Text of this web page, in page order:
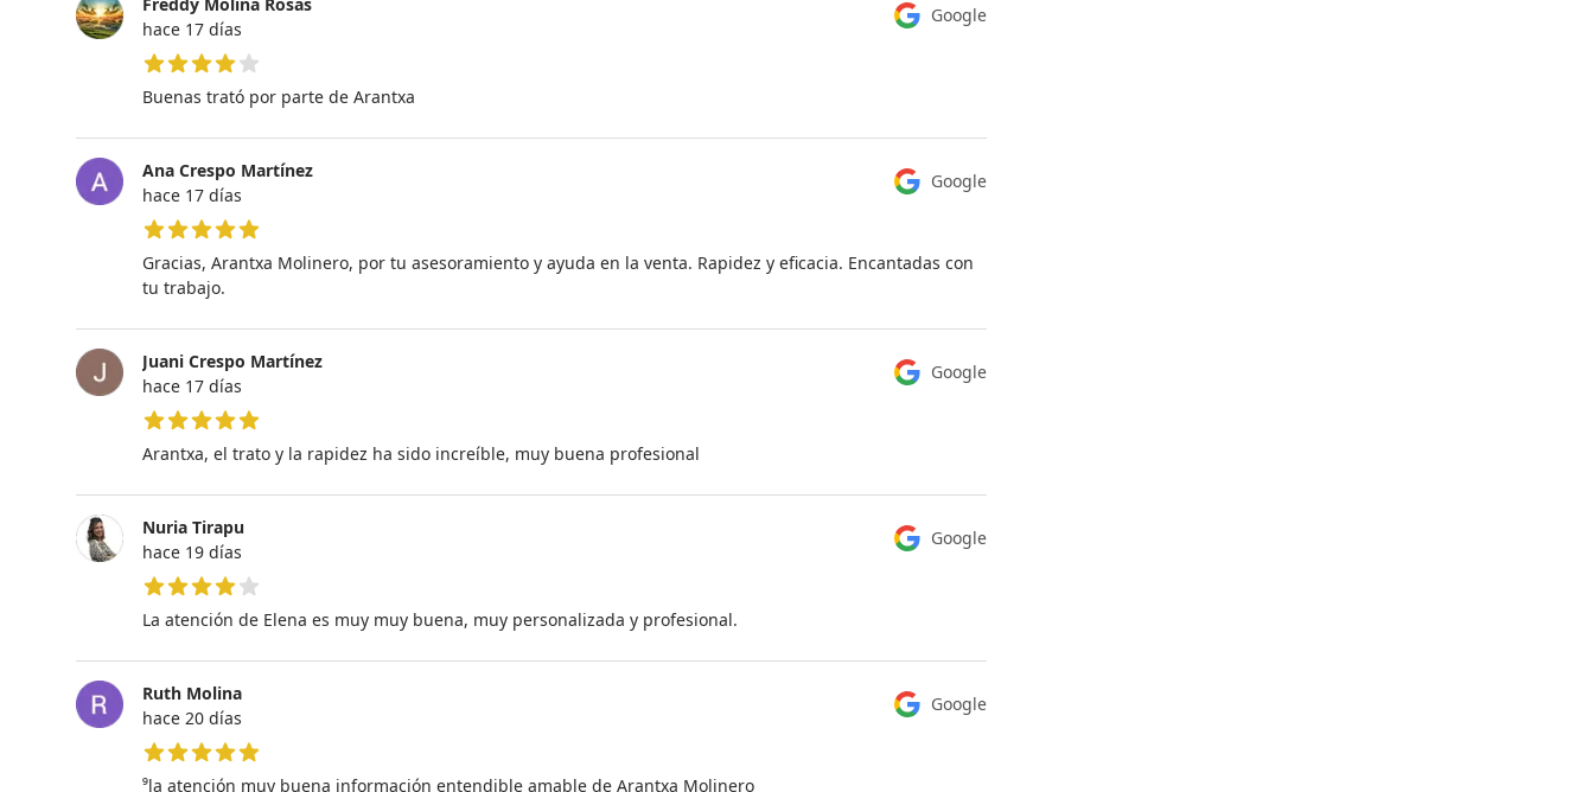
Google
hace 17 días
4 de 5 estrellas
Buenas trató por parte de Arantxa
Google
Ana Crespo Martínez
hace 17 días
5 de 5 estrellas
Gracias, Arantxa Molinero, por tu asesoramiento y ayuda en la venta. Rapidez y eficacia. Encantadas con
tu trabajo.
Google
Juani Crespo Martínez
hace 17 días
5 de 5 estrellas
Arantxa, el trato y la rapidez ha sido increíble, muy buena profesional
Google
Nuria Tirapu
hace 19 días
4 de 5 estrellas
La atención de Elena es muy muy buena, muy personalizada y profesional.
Google
Ruth Molina
hace 20 días
5 de 5 estrellas
⁹la atención muy buena información entendible amable de Arantxa Molinero